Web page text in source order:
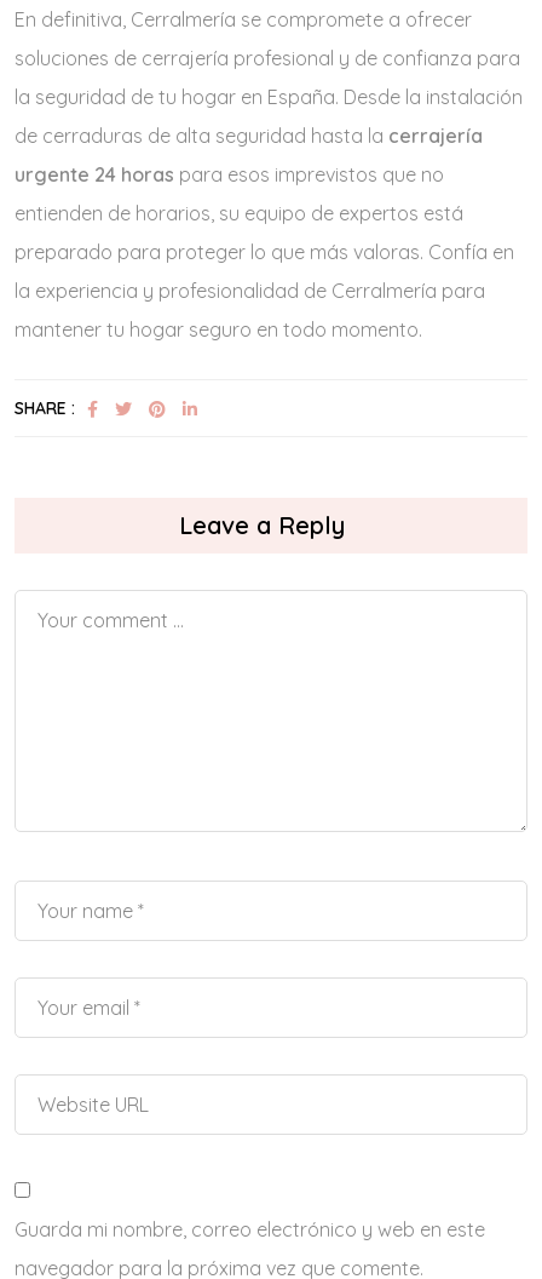
En definitiva, Cerralmería se compromete a ofrecer
soluciones de cerrajería profesional y de confianza para
la seguridad de tu hogar en España. Desde la instalación
de cerraduras de alta seguridad hasta la cerrajería
urgente 24 horas para esos imprevistos que no
entienden de horarios, su equipo de expertos está
preparado para proteger lo que más valoras. Confía en
la experiencia y profesionalidad de Cerralmería para
mantener tu hogar seguro en todo momento.
SHARE :
Leave a Reply
Guarda mi nombre, correo electrónico y web en este
navegador para la próxima vez que comente.